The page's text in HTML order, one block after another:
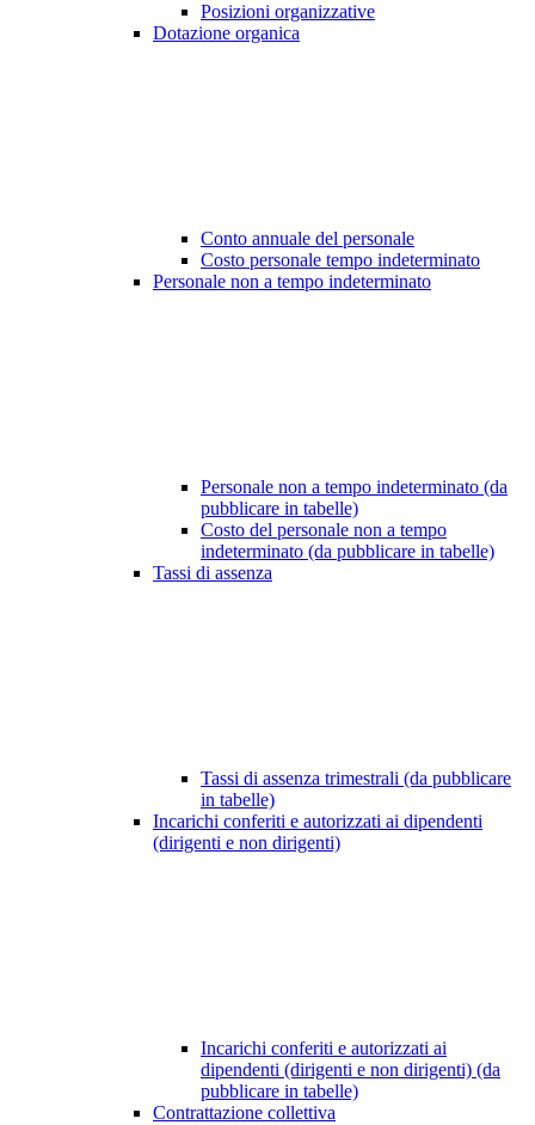
Posizioni organizzative
Dotazione organica
Conto annuale del personale
Costo personale tempo indeterminato
Personale non a tempo indeterminato
Personale non a tempo indeterminato (da
pubblicare in tabelle)
Costo del personale non a tempo
indeterminato (da pubblicare in tabelle)
Tassi di assenza
Tassi di assenza trimestrali (da pubblicare
in tabelle)
Incarichi conferiti e autorizzati ai dipendenti
(dirigenti e non dirigenti)
Incarichi conferiti e autorizzati ai
dipendenti (dirigenti e non dirigenti) (da
pubblicare in tabelle)
Contrattazione collettiva